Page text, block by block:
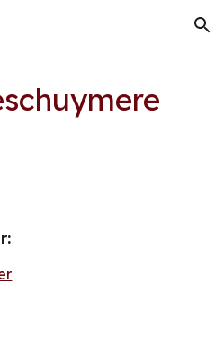
Skip to navigation